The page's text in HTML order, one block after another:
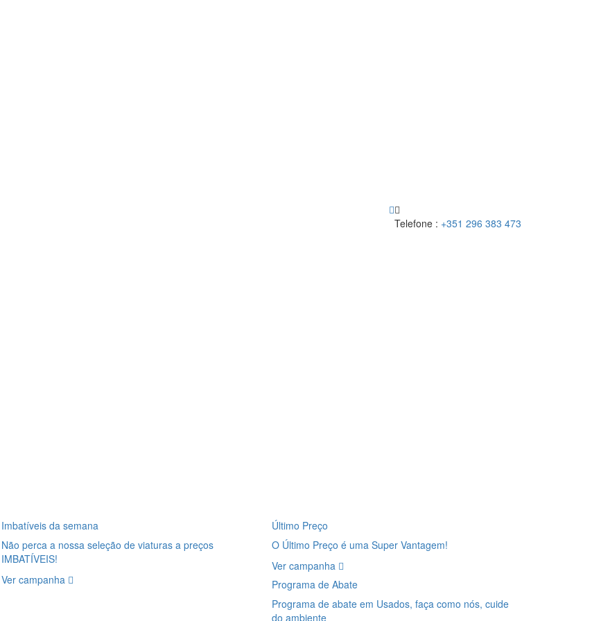
Telefone : +351 296 383 473
Imbatíveis da semana
Não perca a nossa seleção de viaturas a preços
IMBATÍVEIS!
Ver campanha
Último Preço
O Último Preço é uma Super Vantagem!
Ver campanha
Programa de Abate
Programa de abate em Usados, faça como nós, cuide
do ambiente